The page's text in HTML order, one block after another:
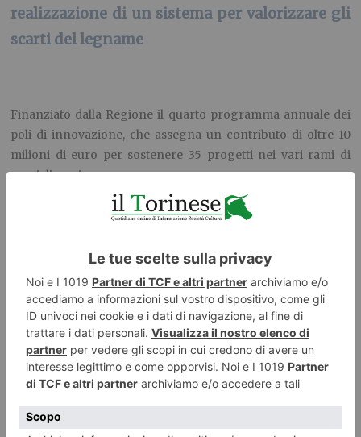
realizzazione di un sistema per valorizzare gli
scarti del legname
Finanziato dalla Regione il quarto programma annuale dei
poli di innovazione, che assegna un contributo di oltre 10
milioni di euro per sostenere 35 progetti nei vari rami di
specializzazione.
finanziamento potranno trovare realizzazione una parte
consistente riguarda il tema delle fonti energetiche. Sono
diversi, infatti, i poli che hanno presentato proposte per
individuare soluzioni innovative sul settore: si spazia dalla
creazione di energia attraverso l’acqua non potabile (le
fognature, ad esempio) alla produzione di calore in
condizioni di basso irraggiamento solare; dalla produzione
di energia attraverso i residui agricoli alla realizzazione di
un sistema per valorizzare gli scarti del legname.